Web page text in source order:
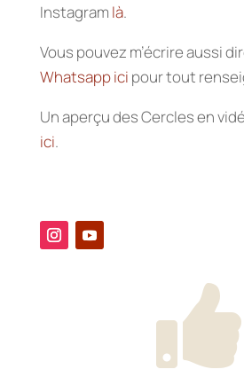
Instagram là.
Vous pouvez m’écrire aussi
Whatsapp ici pour tout
Un aperçu des Cercles en
ici.
